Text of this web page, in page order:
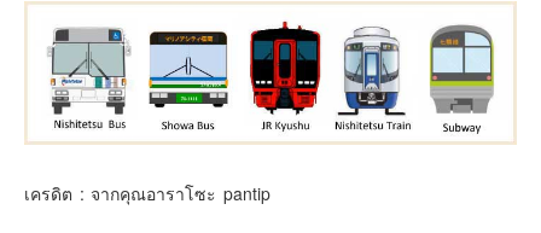
เครดิต : จากคุณอาราโซะ pantip